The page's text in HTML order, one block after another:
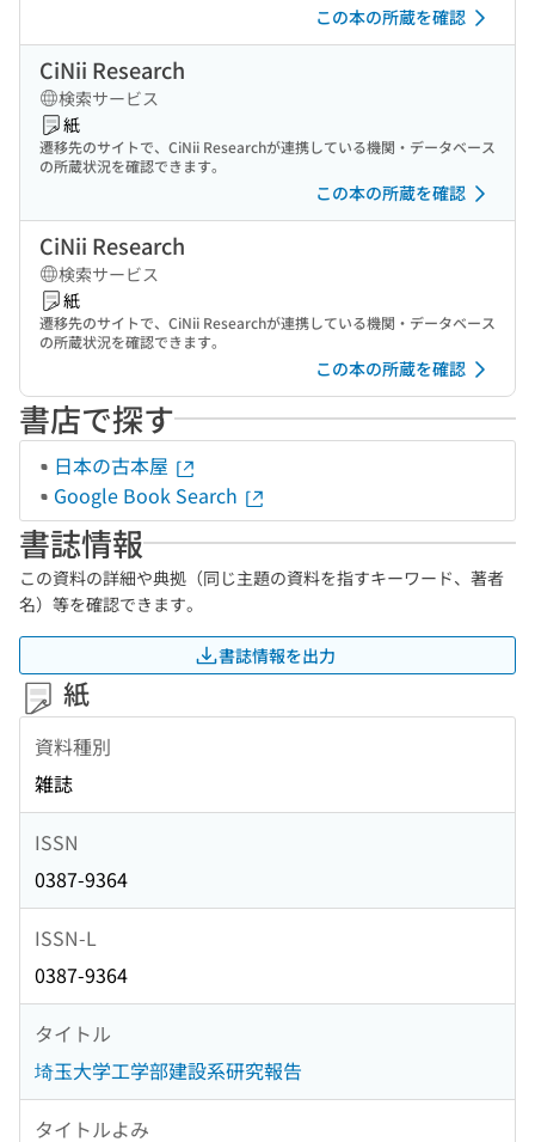
この本の所蔵を確認
CiNii Research
検索サービス
紙
遷移先のサイトで、CiNii Researchが連携している機関・データベース
の所蔵状況を確認できます。
この本の所蔵を確認
CiNii Research
検索サービス
紙
遷移先のサイトで、CiNii Researchが連携している機関・データベース
の所蔵状況を確認できます。
この本の所蔵を確認
書店で探す
日本の古本屋
Google Book Search
書誌情報
この資料の詳細や典拠（同じ主題の資料を指すキーワード、著者
名）等を確認できます。
書誌情報を出力
紙
資料種別
雑誌
ISSN
0387-9364
ISSN-L
0387-9364
タイトル
埼玉大学工学部建設系研究報告
タイトルよみ